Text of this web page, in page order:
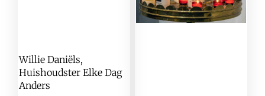
Willie Daniëls,
Huishoudster Elke Dag
Anders